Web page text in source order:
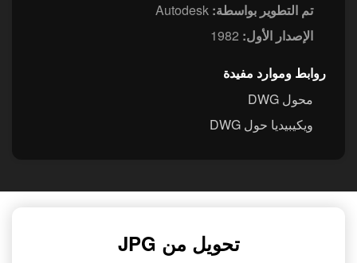
تم التطوير بواسطة:
الإصدار الأول:
روابط وموارد مفيدة
محول DWG
ويكيبيديا حول DWG
تحويل من JPG